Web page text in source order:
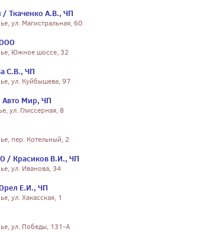
/ Ткаченко А.В., ЧП
ул. Магистральная, 60
Южное шоссе, 32
С.В., ЧП
ул. Куйбышева, 97
Мир, ЧП
ул. Глиссерная, 8
пер. Котельный, 2
/ Красиков В.И., ЧП
ул. Иванова, 34
Е.И., ЧП
ул. Хакасская, 1
ул. Победы, 131-А